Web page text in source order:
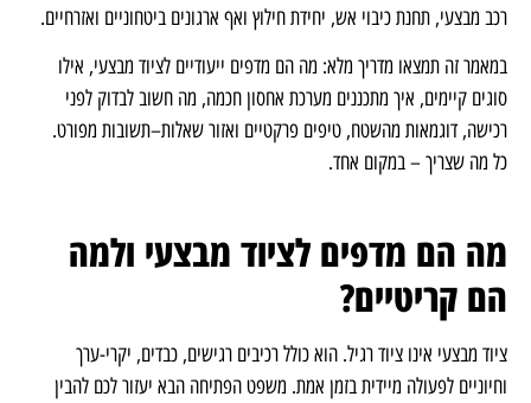
רכב מבצעי, תחנת כיבוי אש, יחידת חילוץ ואף ארגונים ביטחוניים ואזרחיים.
במאמר זה תמצאו מדריך מלא: מה הם מדפים ייעודיים לציוד מבצעי, אילו
סוגים קיימים, איך מתכננים מערכת אחסון חכמה, מה חשוב לבדוק לפני
רכישה, דוגמאות מהשטח, טיפים פרקטיים ואזור שאלות–תשובות מפורט.
כל מה שצריך – במקום אחד.
מה הם מדפים לציוד מבצעי ולמה
הם קריטיים?
ציוד מבצעי אינו ציוד רגיל. הוא כולל רכיבים רגישים, כבדים, יקרי-ערך
וחיוניים לפעולה מיידית בזמן אמת. משפט הפתיחה הבא יעזור לכם להבין